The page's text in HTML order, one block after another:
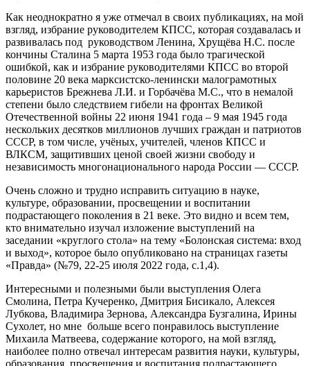
Как неоднократно я уже отмечал в своих публикациях, на мой
взгляд, избрание руководителем КПСС, которая создавалась и
развивалась под руководством Ленина, Хрущёва Н.С. после
кончины Сталина 5 марта 1953 года было трагической
ошибкой, как и избрание руководителями КПСС во второй
половине 20 века марксистско-ленински малограмотных
карьеристов Брежнева Л.И. и Горбачёва М.С., что в немалой
степени было следствием гибели на фронтах Великой
Отечественной войны 22 июня 1941 года – 9 мая 1945 года
нескольких десятков миллионов лучших граждан и патриотов
СССР, в том числе, учёных, учителей, членов КПСС и
ВЛКСМ, защитивших ценой своей жизни свободу и
независимость многонационального народа России — СССР.
Очень сложно и трудно исправить ситуацию в науке,
культуре, образовании, просвещении и воспитании
подрастающего поколения в 21 веке. Это видно и всем тем,
кто внимательно изучал изложение выступлений на
заседании «круглого стола» на тему «Болонская система: вход
и выход», которое было опубликовано на страницах газеты
«Правда» (№79, 22-25 июля 2022 года, с.1,4).
Интересными и полезными были выступления Олега
Смолина, Петра Кучеренко, Дмитрия Бисикало, Алексея
Лубкова, Владимира Зернова, Александра Бузгалина, Ирины
Сухолет, но мне больше всего понравилось выступление
Михаила Матвеева, содержание которого, на мой взгляд,
наиболее полно отвечал интересам развития науки, культуры,
образования, просвещения и воспитания подрастающего